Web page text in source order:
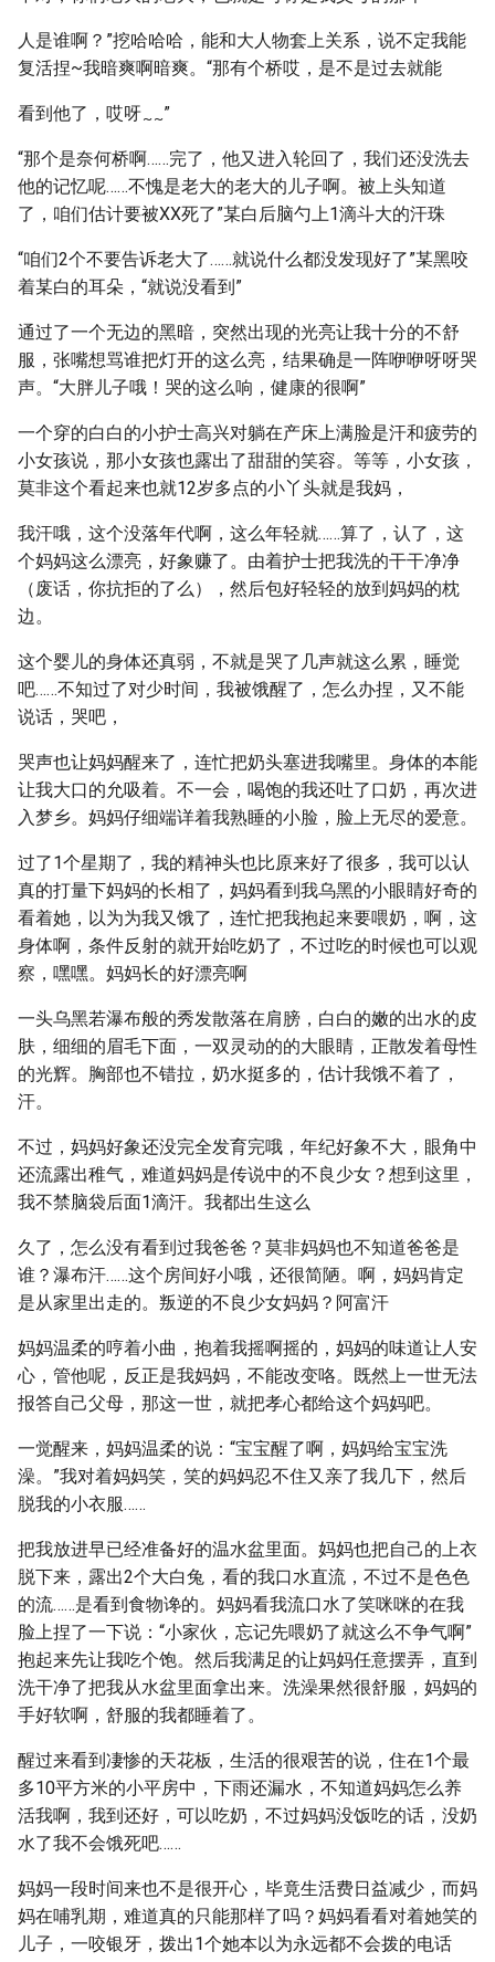
人是谁啊？”挖哈哈哈，能和大人物套上关系，说不定我能
复活捏~我暗爽啊暗爽。“那有个桥哎，是不是过去就能
看到他了，哎呀~~”
“那个是奈何桥啊……完了，他又进入轮回了，我们还没洗去
他的记忆呢……不愧是老大的老大的儿子啊。被上头知道
了，咱们估计要被XX死了”某白后脑勺上1滴斗大的汗珠
“咱们2个不要告诉老大了……就说什么都没发现好了”某黑咬
着某白的耳朵，“就说没看到”
通过了一个无边的黑暗，突然出现的光亮让我十分的不舒
服，张嘴想骂谁把灯开的这么亮，结果确是一阵咿咿呀呀哭
声。“大胖儿子哦！哭的这么响，健康的很啊”
一个穿的白白的小护士高兴对躺在产床上满脸是汗和疲劳的
小女孩说，那小女孩也露出了甜甜的笑容。等等，小女孩，
莫非这个看起来也就12岁多点的小丫头就是我妈，
我汗哦，这个没落年代啊，这么年轻就……算了，认了，这
个妈妈这么漂亮，好象赚了。由着护士把我洗的干干净净
（废话，你抗拒的了么），然后包好轻轻的放到妈妈的枕
边。
这个婴儿的身体还真弱，不就是哭了几声就这么累，睡觉
吧……不知过了对少时间，我被饿醒了，怎么办捏，又不能
说话，哭吧，
哭声也让妈妈醒来了，连忙把奶头塞进我嘴里。身体的本能
让我大口的允吸着。不一会，喝饱的我还吐了口奶，再次进
入梦乡。妈妈仔细端详着我熟睡的小脸，脸上无尽的爱意。
过了1个星期了，我的精神头也比原来好了很多，我可以认
真的打量下妈妈的长相了，妈妈看到我乌黑的小眼睛好奇的
看着她，以为为我又饿了，连忙把我抱起来要喂奶，啊，这
身体啊，条件反射的就开始吃奶了，不过吃的时候也可以观
察，嘿嘿。妈妈长的好漂亮啊
一头乌黑若瀑布般的秀发散落在肩膀，白白的嫩的出水的皮
肤，细细的眉毛下面，一双灵动的的大眼睛，正散发着母性
的光辉。胸部也不错拉，奶水挺多的，估计我饿不着了，
汗。
不过，妈妈好象还没完全发育完哦，年纪好象不大，眼角中
还流露出稚气，难道妈妈是传说中的不良少女？想到这里，
我不禁脑袋后面1滴汗。我都出生这么
久了，怎么没有看到过我爸爸？莫非妈妈也不知道爸爸是
谁？瀑布汗……这个房间好小哦，还很简陋。啊，妈妈肯定
是从家里出走的。叛逆的不良少女妈妈？阿富汗
妈妈温柔的哼着小曲，抱着我摇啊摇的，妈妈的味道让人安
心，管他呢，反正是我妈妈，不能改变咯。既然上一世无法
报答自己父母，那这一世，就把孝心都给这个妈妈吧。
一觉醒来，妈妈温柔的说：“宝宝醒了啊，妈妈给宝宝洗
澡。”我对着妈妈笑，笑的妈妈忍不住又亲了我几下，然后
脱我的小衣服……
把我放进早已经准备好的温水盆里面。妈妈也把自己的上衣
脱下来，露出2个大白兔，看的我口水直流，不过不是色色
的流……是看到食物谗的。妈妈看我流口水了笑咪咪的在我
脸上捏了一下说：“小家伙，忘记先喂奶了就这么不争气啊”
抱起来先让我吃个饱。然后我满足的让妈妈任意摆弄，直到
洗干净了把我从水盆里面拿出来。洗澡果然很舒服，妈妈的
手好软啊，舒服的我都睡着了。
醒过来看到凄惨的天花板，生活的很艰苦的说，住在1个最
多10平方米的小平房中，下雨还漏水，不知道妈妈怎么养
活我啊，我到还好，可以吃奶，不过妈妈没饭吃的话，没奶
水了我不会饿死吧……
妈妈一段时间来也不是很开心，毕竟生活费日益减少，而妈
妈在哺乳期，难道真的只能那样了吗？妈妈看看对着她笑的
儿子，一咬银牙，拨出1个她本以为永远都不会拨的电话